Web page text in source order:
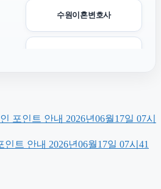
수원이혼변호사
포인트 안내 2026년06월17일 07시
트 안내 2026년06월17일 07시41